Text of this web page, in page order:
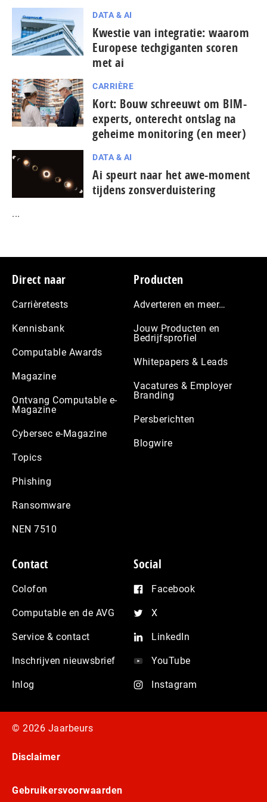
DATA & AI
Kwestie van integratie: waarom
Europese tech­gi­gan­ten scoren
met ai
CARRIÈRE
Kort: Bouw schreeuwt om BIM-
experts, onterecht ontslag na
geheime monitoring (en meer)
DATA & AI
Ai speurt naar het awe-moment
tijdens zonsverduistering
...
Footer
Direct naar
Carrièretests
Kennisbank
Computable Awards
Magazine
Ontvang Computable e-
Magazine
Cybersec e-Magazine
Topics
Phishing
Ransomware
NEN 7510
Producten
Adverteren en meer…
Jouw Producten en
Bedrijfsprofiel
Whitepapers & Leads
Vacatures & Employer
Branding
Persberichten
Blogwire
Contact
Colofon
Computable en de AVG
Service & contact
Inschrijven nieuwsbrief
Inlog
Social
Facebook
X
LinkedIn
YouTube
Instagram
© 2026 Jaarbeurs
Disclaimer
Gebruikersvoorwaarden